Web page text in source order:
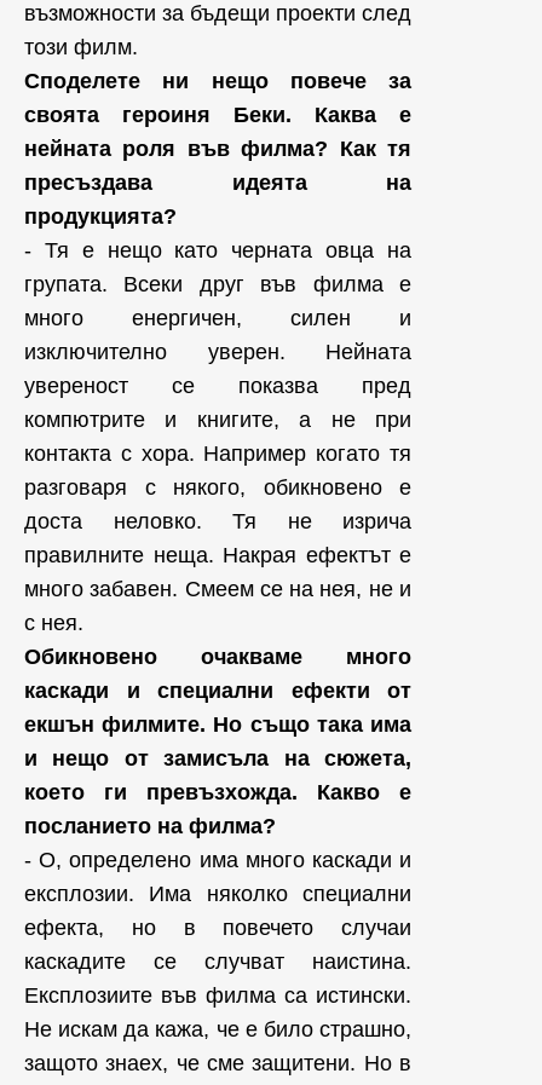
възможности за бъдещи проекти след
този филм.
Споделете ни нещо повече за
своята героиня Беки. Каква е
нейната роля във филма? Как тя
пресъздава идеята на
продукцията?
- Тя е нещо като черната овца на
групата. Всеки друг във филма е
много енергичен, силен и
изключително уверен. Нейната
увереност се показва пред
компютрите и книгите, а не при
контакта с хора. Например когато тя
разговаря с някого, обикновено е
доста неловко. Тя не изрича
правилните неща. Накрая ефектът е
много забавен. Смеем се на нея, не и
с нея.
Обикновено очакваме много
каскади и специални ефекти от
екшън филмите. Но също така има
и нещо от замисъла на сюжета,
което ги превъзхожда. Какво е
посланието на филма?
- О, определено има много каскади и
експлозии. Има няколко специални
ефекта, но в повечето случаи
каскадите се случват наистина.
Експлозиите във филма са истински.
Не искам да кажа, че е било страшно,
защото знаех, че сме защитени. Но в